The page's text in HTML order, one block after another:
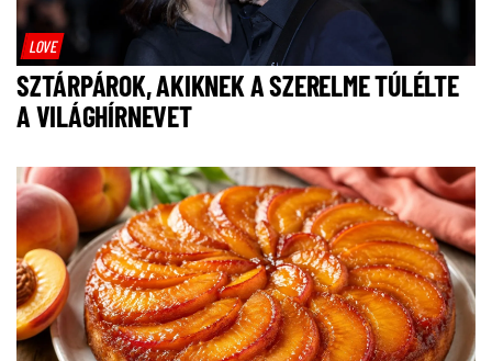
LOVE
SZTÁRPÁROK, AKIKNEK A SZERELME TÚLÉLTE
A VILÁGHÍRNEVET